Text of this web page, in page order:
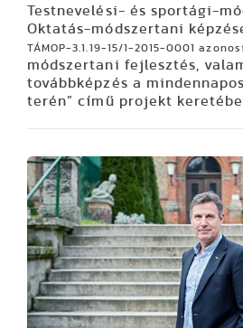
Testnevelési- és sportági-
Oktatás-módszertani
TÁMOP-3.1.19-15/1-2015-0001
módszertani fejlesztés,
továbbképzés a
terén” című projekt